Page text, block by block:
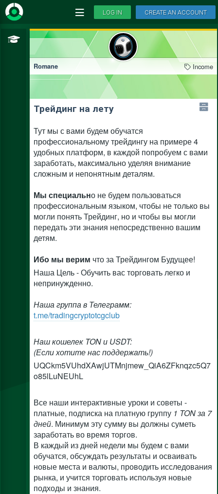
LOG IN CREATE AN ACCOUNT
Romane Income
Трейдинг на лету
Тут мы с вами будем обучатся
профессиональному трейдингу на примере 4
удобных платформ, в каждой попробуем с вами
заработать, максимально уделяя внимание
сложным и непонятным деталям.
Мы специально не будем пользоваться
профессиональным языком, чтобы не только вы
могли понять Трейдинг, но и чтобы вы могли
передать эти знания непосредственно вашим
детям.
Ибо мы верим что за Трейдингом Будущее!
Наша Цель - Обучить вас торговать легко и
непринужденно.
Наша группа в Телеграмм:
t.me/tradingcryptotcgclub
Наш кошелек TON и USDT:
(Если хотите нас поддержать!)
UQCkm5VUhdXAwjUTMnjmew_QiA6ZFknqzc5Q7
o85lLuNEUhL
Все наши интерактивные уроки и советы -
платные, подписка на платную группу 1 TON за 7
дней. Минимум эту сумму вы должны суметь
заработать во время торгов.
В каждый из дней недели мы будем с вами
обучатся, обсуждать результаты и осваивать
новые места и валюты, проводить исследования
рынка, и учится торговать используя новые
подходы и знания.